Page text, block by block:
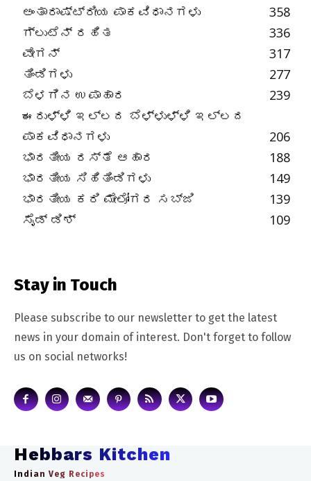
ಅಂತಾರಾಷ್ಟ್ರೀಯ ಪಾಕವಿಧಾನಗಳು
358
ಗ್ಲುಟೆನ್ ರಹಿತ
336
ವೇಗನ್
317
ತಿಂಡಿಗಳು
277
ಬೆಳಗಿನ ಉಪಾಹಾರ
239
ಈರುಳ್ಳಿ ಇಲ್ಲದ ಬೆಳ್ಳುಳ್ಳಿ ಇಲ್ಲದ
ಪಾಕವಿಧಾನಗಳು
206
ಭಾರತೀಯ ರಸ್ತೆ ಆಹಾರ
188
ಭಾರತೀಯ ಸಿಹಿತಿಂಡಿಗಳು
149
ಭಾರತೀಯ ಕರಿ ಮೇಲೋಗರ ಸಬ್ಜಿ
139
ಸೈಡ್ ಡಿಶ್
109
Stay in Touch
Please subscribe to our newsletter to get the latest
news in your domain of interest. Don't forget to follow
us on social networks!
Hebbars Kitchen
Indian Veg Recipes